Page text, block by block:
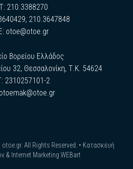
210.3388270
210.3647848
otoe@otoe.gr
Βορείου Ελλάδος
32, Θεσσαλονίκη, Τ.Κ. 54624
2310257101-2
otoemak@otoe.gr
All Rights Reserved. • Κατασκευή
& Internet Marketing WEBart